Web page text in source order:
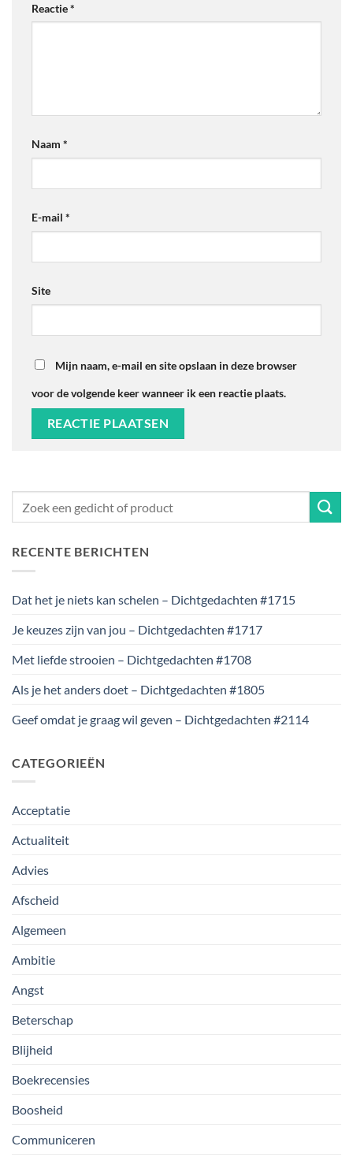
Reactie*
Naam *
E-mail *
Site
Mijn naam, e-mail en site opslaan in deze browser
voor de volgende keer wanneer ik een reactie plaats.
RECENTE BERICHTEN
Dat het je niets kan schelen – Dichtgedachten #1715
Je keuzes zijn van jou – Dichtgedachten #1717
Met liefde strooien – Dichtgedachten #1708
Als je het anders doet – Dichtgedachten #1805
Geef omdat je graag wil geven – Dichtgedachten #2114
CATEGORIEËN
Acceptatie
Actualiteit
Advies
Afscheid
Algemeen
Ambitie
Angst
Beterschap
Blijheid
Boekrecensies
Boosheid
Communiceren